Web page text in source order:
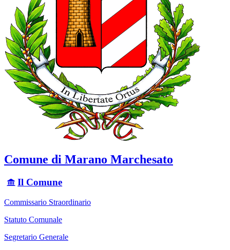
Comune di Marano Marchesato
Il Comune
Commissario Straordinario
Statuto Comunale
Segretario Generale